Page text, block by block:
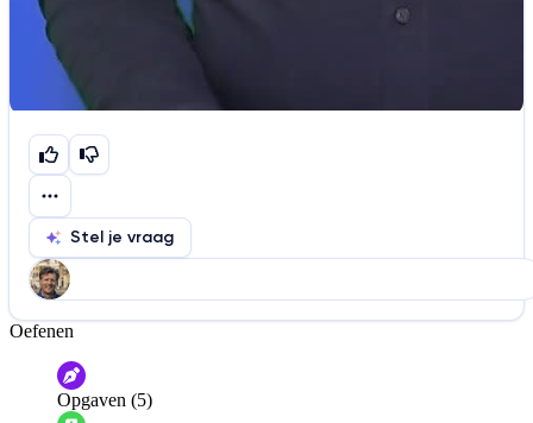
Stel je vraag
Help ons de video te verbeteren
De audio is slecht
Informatie is onjuist
Oefenen
Opgaven (5)